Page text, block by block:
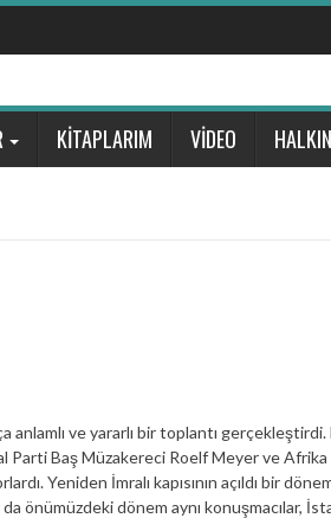
KİTAPLARIM VİDEO
anlamlı ve yararlı bir toplantı
Parti Baş Müzakereci Roelf Meyer ve Afrika
Yeniden İmralı kapısının açıldı bir
önümüzdeki dönem aynı konuşmacılar,